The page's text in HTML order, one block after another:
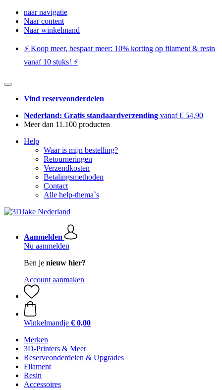
naar navigatie
Naar content
Naar winkelmand
⚡️ Koop meer, bespaar meer: ​​10% korting op filament & resin
vanaf 10 stuks! ⚡️
Vind reserveonderdelen
Nederland: Gratis standaardverzending vanaf € 54,90
Meer dan 11.100 producten
Help
Waar is mijn bestelling?
Retourneringen
Verzendkosten
Betalingsmethoden
Contact
Alle help-thema`s
Aanmelden
Nu aanmelden
Ben je nieuw hier?
Account aanmaken
Winkelmandje € 0,00
Merken
3D-Printers & Meer
Reserveonderdelen & Upgrades
Filament
Resin
Accessoires